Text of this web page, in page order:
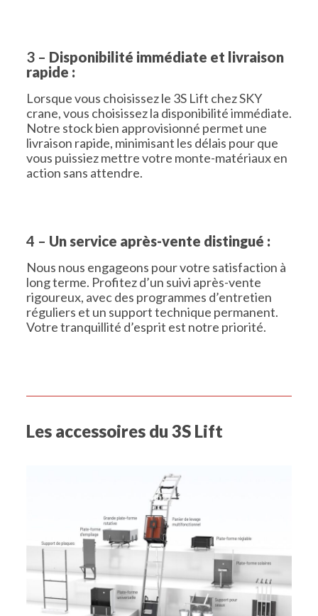
3 – Disponibilité immédiate et livraison
rapide :
Lorsque vous choisissez le 3S Lift chez SKY
crane, vous choisissez la disponibilité immédiate.
Notre stock bien approvisionné permet une
livraison rapide, minimisant les délais pour que
vous puissiez mettre votre monte-matériaux en
action sans attendre.
4 – Un service après-vente distingué :
Nous nous engageons pour votre satisfaction à
long terme. Profitez d’un suivi après-vente
rigoureux, avec des programmes d’entretien
réguliers et un support technique permanent.
Votre tranquillité d’esprit est notre priorité.
Les accessoires du 3S Lift